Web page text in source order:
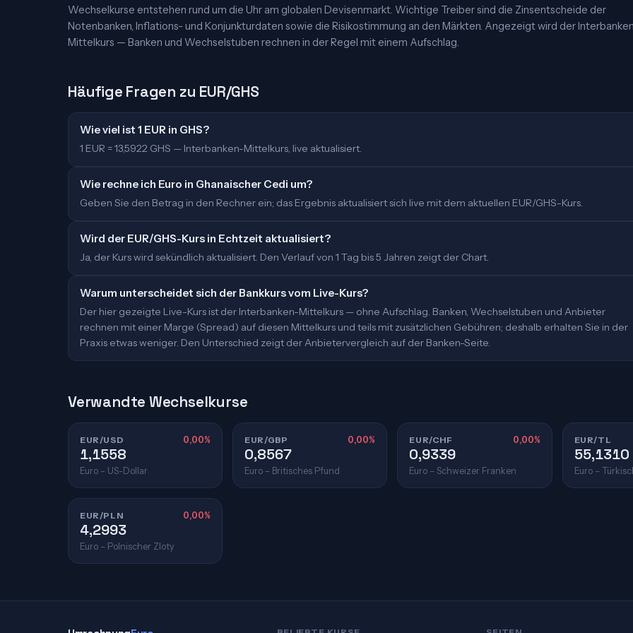
Wechselkurse entstehen rund um die Uhr am globalen Devisenmarkt. Wichtige Treiber sind die Zinsentscheide der
Notenbanken, Inflations- und Konjunkturdaten sowie die Risikostimmung an den Märkten. Angezeigt wird der
Mittelkurs — Banken und Wechselstuben rechnen in der Regel mit einem Aufschlag.
Häufige Fragen zu EUR/GHS
Wie viel ist 1 EUR in GHS?
1 EUR = 13,5922 GHS — Interbanken-Mittelkurs, live aktualisiert.
Wie rechne ich Euro in Ghanaischer Cedi um?
Geben Sie den Betrag in den Rechner ein; das Ergebnis aktualisiert sich live mit dem aktuellen EUR/GHS-Kurs.
Wird der EUR/GHS-Kurs in Echtzeit aktualisiert?
Ja, der Kurs wird sekündlich aktualisiert. Den Verlauf von 1 Tag bis 5 Jahren zeigt der Chart.
Warum unterscheidet sich der Bankkurs vom Live-Kurs?
Der hier gezeigte Live-Kurs ist der Interbanken-Mittelkurs — ohne Aufschlag. Banken, Wechselstuben und Anbieter
rechnen mit einer Marge (Spread) auf diesen Mittelkurs und teils mit zusätzlichen Gebühren; deshalb erhalten Sie in der
Praxis etwas weniger. Den Unterschied zeigt der Anbietervergleich auf der Banken-Seite.
Verwandte Wechselkurse
EUR/USD 0,00%
1,1558
Euro – US-Dollar
EUR/GBP 0,00%
0,8567
Euro – Britisches Pfund
EUR/CHF 0,00%
0,9339
Euro – Schweizer Franken
EUR/TL
55,1310
Euro –
EUR/PLN 0,00%
4,2993
Euro – Polnischer Zloty